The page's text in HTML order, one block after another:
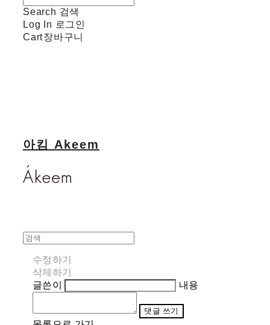
Search 검색
Log In 로그인
Cart장바구니
아킴 Akeem
수정하기
삭제하기
글쓴이
내용
댓글 쓰기